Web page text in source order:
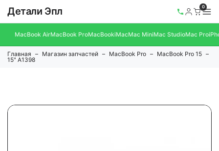
Детали Эпл 0
MacBook AirMacBook ProMacBookiMacMac MiniMac StudioMac Pro
Главная Магазин запчастей MacBook Pro
MacBook Pro 15
15" A1398